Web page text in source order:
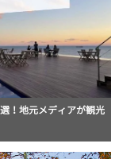
！地元メディアが観光